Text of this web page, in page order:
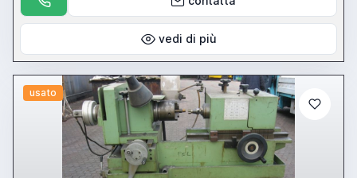
vedi di più
usato